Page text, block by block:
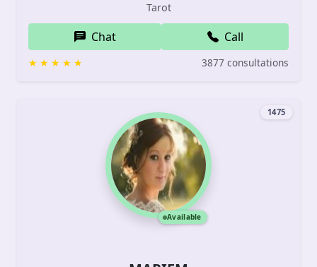
Tarot
Chat Call
3877 consultations
1475
Available